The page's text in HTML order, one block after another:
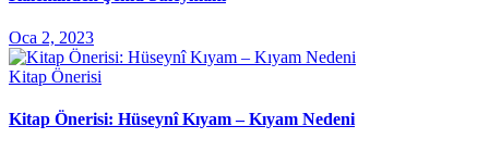
Oca 2, 2023
Kitap Önerisi
Kitap Önerisi: Hüseynî Kıyam – Kıyam Nedeni